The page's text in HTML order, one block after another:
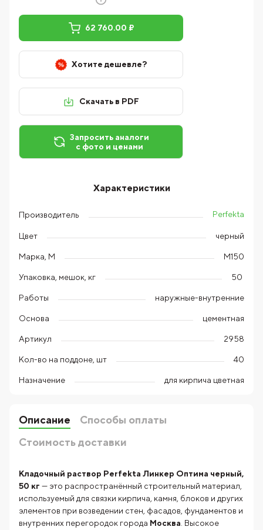
62 760.00 ₽
Хотите дешевле?
Скачать в PDF
Запросить аналоги
с фото и ценами
Характеристики
Производитель Perfekta
Цвет черный
Марка, М М150
Упаковка, мешок, кг 50
Работы наружные-внутренние
Основа цементная
Артикул 2958
Кол-во на поддоне, шт 40
Назначение для кирпича цветная
Описание
Способы оплаты
Стоимость доставки
Кладочный раствор Perfekta Линкер Оптима черный,
50 кг — это распространённый строительный материал,
используемый для связки кирпича, камня, блоков и других
элементов при возведении стен, фасадов, фундаментов и
внутренних перегородок города Москва . Высокое